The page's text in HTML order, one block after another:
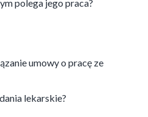
polega jego praca?
umowy o pracę ze
lekarskie?